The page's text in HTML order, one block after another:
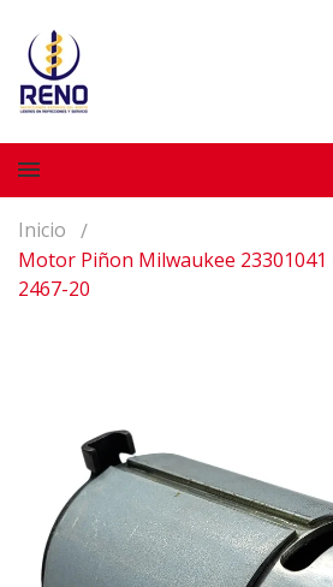
Inicio
Motor Piñon Milwaukee
2467-20